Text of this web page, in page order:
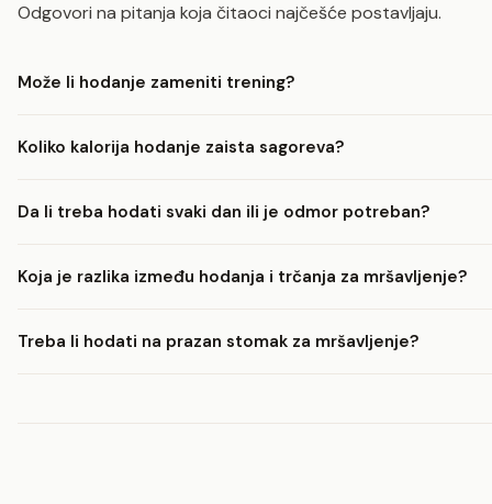
Odgovori na pitanja koja čitaoci najčešće postavljaju.
Može li hodanje zameniti trening?
Koliko kalorija hodanje zaista sagoreva?
Da li treba hodati svaki dan ili je odmor potreban?
Koja je razlika između hodanja i trčanja za mršavljenje?
Treba li hodati na prazan stomak za mršavljenje?